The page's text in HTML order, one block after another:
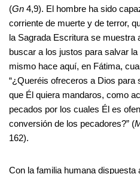
(Gn 4,9). El hombre ha sido
corriente de muerte y de terror,
la Sagrada Escritura se muestra
buscar a los justos para salvar
mismo hace aquí, en Fátima,
“¿Queréis ofreceros a Dios
que Él quiera mandaros, como
pecados por los cuales Él es
conversión de los pecadores?” (
162).
Con la familia humana